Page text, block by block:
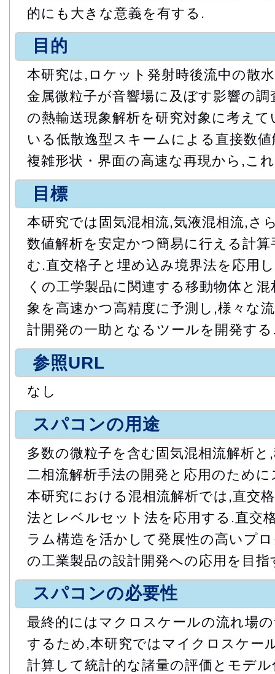
的にも大きな意義を有する.
目的
本研究は,ロケット発射時後流中の散
金属微粒子が音響場に及ぼす影響の
の熱輸送現象解析を研究対象に考え
いる低散逸型スキームによる直接数
複雑形状・界面の高速な再現から,こ
目標
本研究では固気混相流,気液混相流,さ
数値解析を安定かつ簡易に行える計
む.直交格子と埋め込み境界法を応用
くの工学製品に関連する移動物体と
象を高速かつ高精度に予測し,様々な
計開発の一助となるツールを開発す
参照URL
なし
スパコンの用途
多数の微粒子を含む固気混相流解析
二相流解析手法の開発と応用のため
本研究における混相流解析では,直交
法とレベルセット法を応用する.直交
ラム構造を活かして発展性の高いプ
の工業製品の設計開発への応用を目指
スパコンの必要性
最終的にはマクロスケールの流れ場
するため,本研究ではマイクロスケー
計算して統計的な諸量の評価とモデ